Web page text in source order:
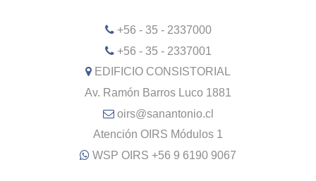
+56 - 35 - 2337000
+56 - 35 - 2337001
EDIFICIO CONSISTORIAL
Av. Ramón Barros Luco 1881
oirs@sanantonio.cl
Atención OIRS Módulos 1
WSP OIRS +56 9 6190 9067